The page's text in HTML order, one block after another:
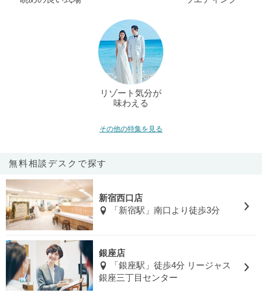
リゾート気分が
味わえる
その他の特集を見る
無料相談デスクで探す
新宿西口店
「新宿駅」南口より徒歩3分
銀座店
「銀座駅」徒歩4分 リージャス
銀座三丁目センター